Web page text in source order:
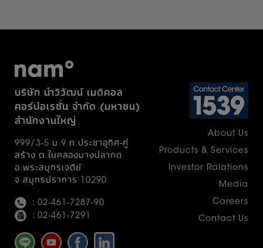
กระบวนการทำงานด้านการฆ่าเชื้อและการทำให้
ปราศจากเชื้อที่เป็นรูปธรรม โดยผลงานที่เข้าร่วม
ประกวดยังมีศักยภาพในการพัฒนาต่อยอดสู่เชิง
พาณิชย์ อันจะก่อให้เกิดประโยชน์ต่อระบบ
สาธารณสุขและเศรษฐกิจของประเทศองค์รวม
แล้ววันนี้ก้เดินทางมาถึงเส้นชัย ขอแสดง
ความยินดีกับผู้ชนะโครงการ NAM Award 2026
โดยได้รับเกียรติจาก นายแพทย์ภานุวัฒน์ ปาน
เกตุ รองปลัดกระทรวงสาธารณสุข เป็นประธาน
รางวัลชนะเลิศ : โรงพยาบาลนครธน
กรุงเทพมหานคร กับผลงานนวัตกรรม "โครงการ
ติดตั้งระบบตรวจจับและแจ้งเตือนการรั่วไหลของ
บริษัท นำวิวัฒน์ เมดิคอล
คอร์ปอเรชั่น จำกัด (มหาชน)
สำนักงานใหญ่
999/3-5 ม.9 ถ.ประชาอุทิศ-คู่
สร้าง ต.ในคลองบางปลากด
อ.พระสมุทรเจดีย์
จ.สมุทรปราการ 10290
: 02-461-7287-90
: 02-461-7291
About Us
Products & Services
Investor Ralations
Media
Careers
Contact Us